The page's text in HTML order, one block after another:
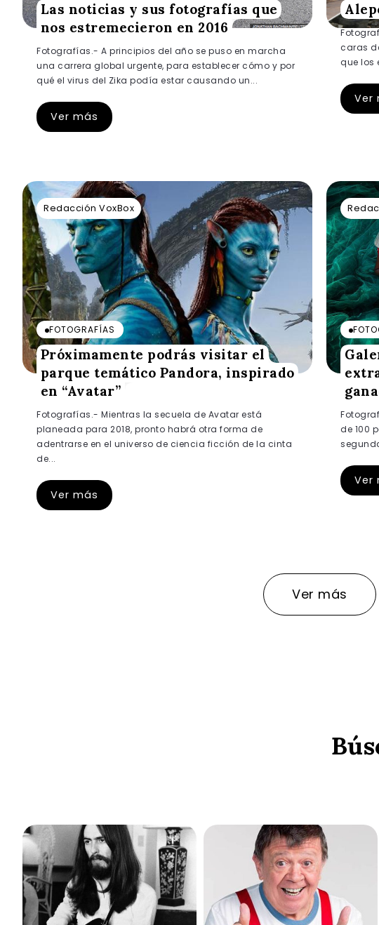
Las noticias y sus fotografías que
nos estremecieron en 2016
Fotografías.- A principios del año se puso en marcha
una carrera global urgente, para establecer cómo y por
qué el virus del Zika podía estar causando un...
Ver más
caras
que los
Ver
Redacción VoxBox
FOTOGRAFÍAS
Próximamente podrás visitar el
parque temático Pandora, inspirado
en “Avatar”
Fotografías.- Mientras la secuela de Avatar está
planeada para 2018, pronto habrá otra forma de
adentrarse en el universo de ciencia ficción de la cinta
de...
Ver más
de 100
Ver
Ver más